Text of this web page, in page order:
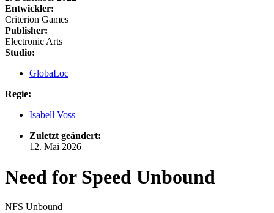
Entwickler:
Criterion Games
Publisher:
Electronic Arts
Studio:
GlobaLoc
Regie:
Isabell Voss
Zuletzt geändert:
12. Mai 2026
Need for Speed Unbound
NFS Unbound